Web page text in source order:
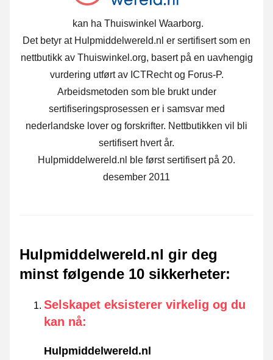
kan ha Thuiswinkel Waarborg.
Det betyr at Hulpmiddelwereld.nl er sertifisert som en
nettbutikk av Thuiswinkel.org, basert på en uavhengig
vurdering utført av ICTRecht og Forus-P.
Arbeidsmetoden som ble brukt under
sertifiseringsprosessen er i samsvar med
nederlandske lover og forskrifter. Nettbutikken vil bli
sertifisert hvert år.
Hulpmiddelwereld.nl ble først sertifisert på 20.
desember 2011
Hulpmiddelwereld.nl gir deg
minst følgende 10 sikkerheter:
Selskapet eksisterer virkelig og du
kan nå:
Hulpmiddelwereld.nl